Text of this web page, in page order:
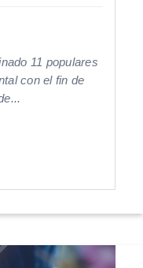
11 populares
con el fin de